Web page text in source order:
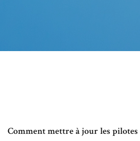
Comment mettre à jour les pilotes